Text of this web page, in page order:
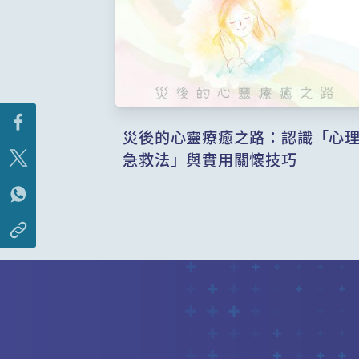
災後的心靈療癒之路：認識「心
急救法」與實用關懷技巧